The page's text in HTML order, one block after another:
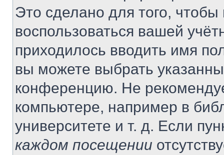
Это сделано для того, чтобы
воспользоваться вашей
приходилось вводить имя
вы можете выбрать
конференцию. Не
компьютере, например в
университете и т. д. Если
каждом посещении